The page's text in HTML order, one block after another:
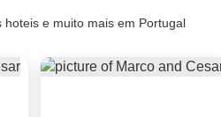
e muito mais em Portugal